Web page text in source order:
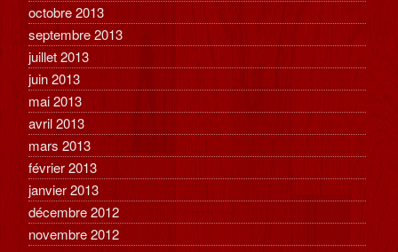
octobre 2013
septembre 2013
juillet 2013
juin 2013
mai 2013
avril 2013
mars 2013
février 2013
janvier 2013
décembre 2012
novembre 2012